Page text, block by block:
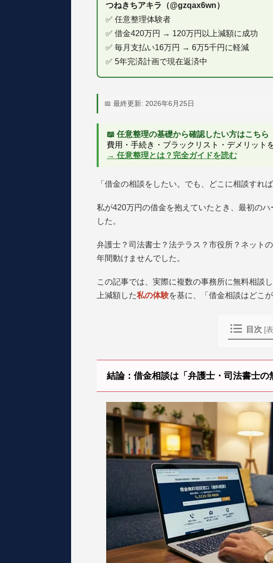
つねきちアキラ（@gzqax6wn）
✅ 任意整理体験者
✅ 借金420万円 → 120万円以上減額に成功
✅ 毎月支払い16万円 → 6万5千円に軽減
✅ 5年完済計画で現在返済中
📅 最終更新: 2026年6月25日
📖 任意整理の基礎から確認したい方はこちら
費用・手続き・ブラックリスト・デメリット
→ 任意整理とは？完全ガイドを読む
「借金の相談をしたい。でも、どこに相談すれ
私が420万円の借金を抱えていたとき、最初のハ
した。
弁護士？司法書士？法テラス？市役所？ネット
年間動けませんでした。
この記事では、実際に複数の事務所に無料相談
上減額した私の体験を基に、「借金相談はどこ
目次 [
結論：借金相談は「弁護士・司法書士の